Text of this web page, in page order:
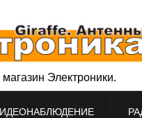
Электроники.